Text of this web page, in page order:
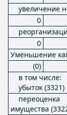
увеличение
0
0
Уменьшение
(0)
в том числе:
убыток (3321)
переоценка
имущества